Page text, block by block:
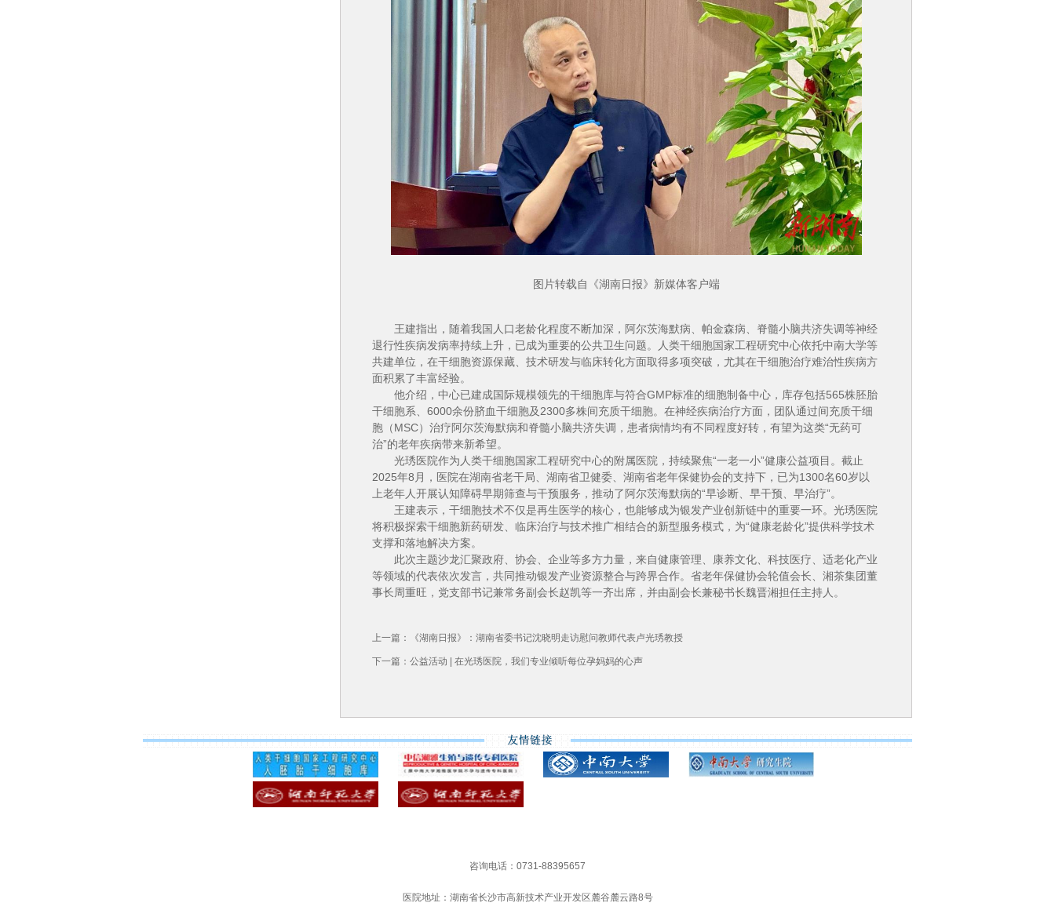
图片转载自《湖南日报》新媒体客户端
王建指出，随着我国人口老龄化程度不断加深，阿尔茨海默病、帕金森病、脊髓小脑共济失调等神经
退行性疾病发病率持续上升，已成为重要的公共卫生问题。人类干细胞国家工程研究中心依托中南大学等
共建单位，在干细胞资源保藏、技术研发与临床转化方面取得多项突破，尤其在干细胞治疗难治性疾病方
面积累了丰富经验。
他介绍，中心已建成国际规模领先的干细胞库与符合GMP标准的细胞制备中心，库存包括565株胚胎
干细胞系、6000余份脐血干细胞及2300多株间充质干细胞。在神经疾病治疗方面，团队通过间充质干细
胞（MSC）治疗阿尔茨海默病和脊髓小脑共济失调，患者病情均有不同程度好转，有望为这类“无药可
治”的老年疾病带来新希望。
光琇医院作为人类干细胞国家工程研究中心的附属医院，持续聚焦“一老一小”健康公益项目。截止
2025年8月，医院在湖南省老干局、湖南省卫健委、湖南省老年保健协会的支持下，已为1300名60岁以
上老年人开展认知障碍早期筛查与干预服务，推动了阿尔茨海默病的“早诊断、早干预、早治疗”。
王建表示，干细胞技术不仅是再生医学的核心，也能够成为银发产业创新链中的重要一环。光琇医院
将积极探索干细胞新药研发、临床治疗与技术推广相结合的新型服务模式，为“健康老龄化”提供科学技术
支撑和落地解决方案。
此次主题沙龙汇聚政府、协会、企业等多方力量，来自健康管理、康养文化、科技医疗、适老化产业
等领域的代表依次发言，共同推动银发产业资源整合与跨界合作。省老年保健协会轮值会长、湘茶集团董
事长周重旺，党支部书记兼常务副会长赵凯等一齐出席，并由副会长兼秘书长魏晋湘担任主持人。
上一篇： 《湖南日报》：湖南省委书记沈晓明走访慰问教师代表卢光琇教授
下一篇： 公益活动 | 在光琇医院，我们专业倾听每位孕妈妈的心声
咨询电话：0731-88395657
医院地址：湖南省长沙市高新技术产业开发区麓谷麓云路8号